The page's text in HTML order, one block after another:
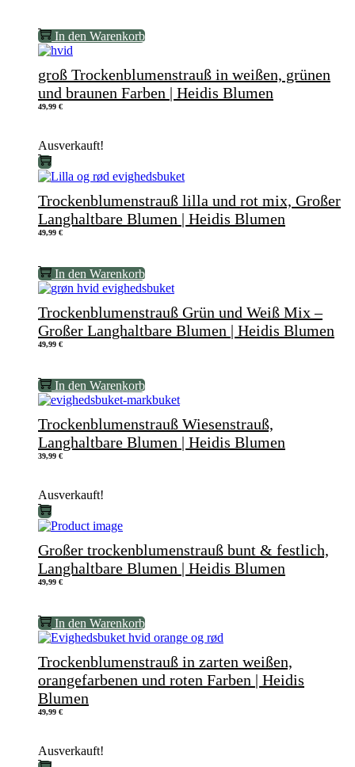
In den Warenkorb
groß Trockenblumenstrauß in weißen, grünen
und braunen Farben | Heidis Blumen
49,99 €
Ausverkauft!
Trockenblumenstrauß lilla und rot mix, Großer
Langhaltbare Blumen | Heidis Blumen
49,99 €
In den Warenkorb
Trockenblumenstrauß Grün und Weiß Mix –
Großer Langhaltbare Blumen | Heidis Blumen
49,99 €
In den Warenkorb
Trockenblumenstrauß Wiesenstrauß,
Langhaltbare Blumen | Heidis Blumen
39,99 €
Ausverkauft!
Großer trockenblumenstrauß bunt & festlich,
Langhaltbare Blumen | Heidis Blumen
49,99 €
In den Warenkorb
Trockenblumenstrauß in zarten weißen,
orangefarbenen und roten Farben | Heidis
Blumen
49,99 €
Ausverkauft!